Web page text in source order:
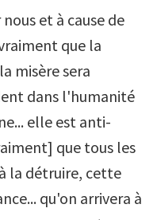
et à cause de
que la
misère sera
dans l'humanité
elle est anti-
que tous les
la détruire, cette
qu'on arrivera à